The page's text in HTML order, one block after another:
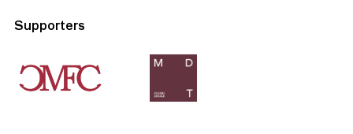
Supporters